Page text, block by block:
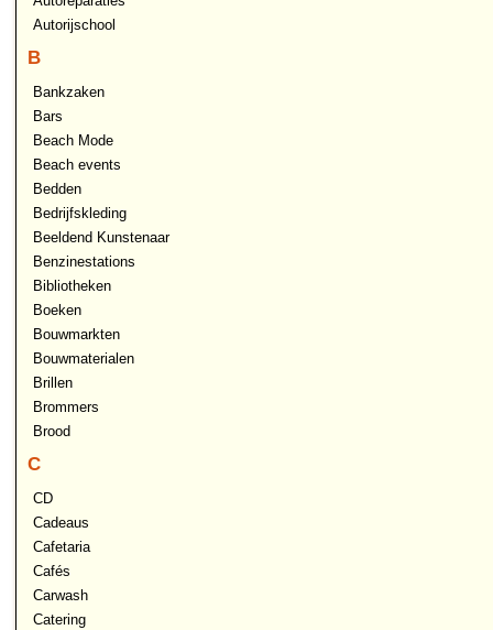
Autorijschool
B
Bankzaken
Bars
Beach Mode
Beach events
Bedden
Bedrijfskleding
Beeldend Kunstenaar
Benzinestations
Bibliotheken
Boeken
Bouwmarkten
Bouwmaterialen
Brillen
Brommers
Brood
C
CD
Cadeaus
Cafetaria
Cafés
Carwash
Catering